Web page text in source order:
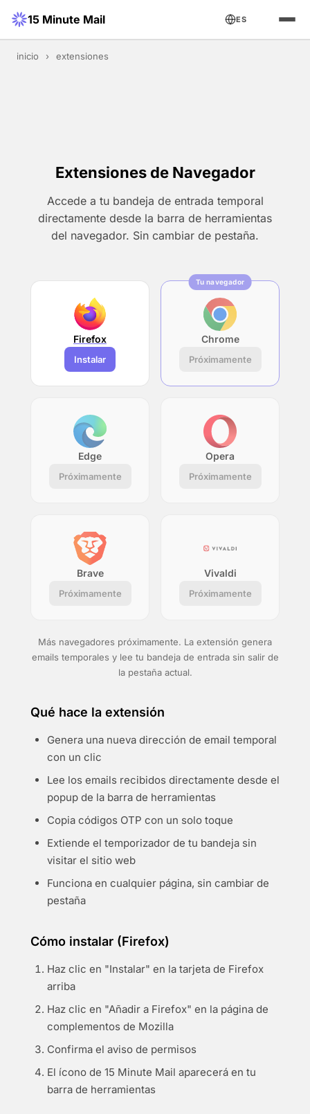
15 Minute Mail ES
inicio › extensiones
Extensiones de Navegador
Accede a tu bandeja de entrada temporal
directamente desde la barra de herramientas
del navegador. Sin cambiar de pestaña.
Firefox
Instalar
Tu navegador
Chrome
Próximamente
Edge
Próximamente
Opera
Próximamente
Brave
Próximamente
Vivaldi
Próximamente
Más navegadores próximamente. La extensión genera
emails temporales y lee tu bandeja de entrada sin salir de
la pestaña actual.
Qué hace la extensión
Genera una nueva dirección de email temporal
con un clic
Lee los emails recibidos directamente desde el
popup de la barra de herramientas
Copia códigos OTP con un solo toque
Extiende el temporizador de tu bandeja sin
visitar el sitio web
Funciona en cualquier página, sin cambiar de
pestaña
Cómo instalar (Firefox)
Haz clic en "Instalar" en la tarjeta de Firefox
arriba
Haz clic en "Añadir a Firefox" en la página de
complementos de Mozilla
Confirma el aviso de permisos
El ícono de 15 Minute Mail aparecerá en tu
barra de herramientas